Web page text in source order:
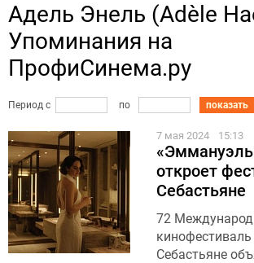
Адель Энель (Adèle
Упоминания на
ПрофиСинема.ру
Период с по показать
7 мая 2024 15:13
откроет
Себастьяне
72
Себастьяне